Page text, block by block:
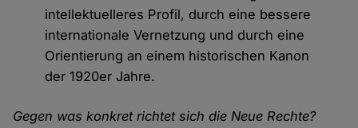
intellektuelleres Profil, durch eine bessere
internationale Vernetzung und durch eine
Orientierung an einem historischen Kanon
der 1920er Jahre.
Gegen was konkret richtet sich die Neue Rechte?